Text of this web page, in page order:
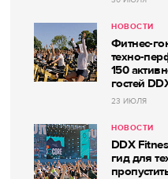
НОВОСТИ
Фитнес-
техно-
150
гостей
23 ИЮЛЯ
НОВОСТИ
DDX
гид для